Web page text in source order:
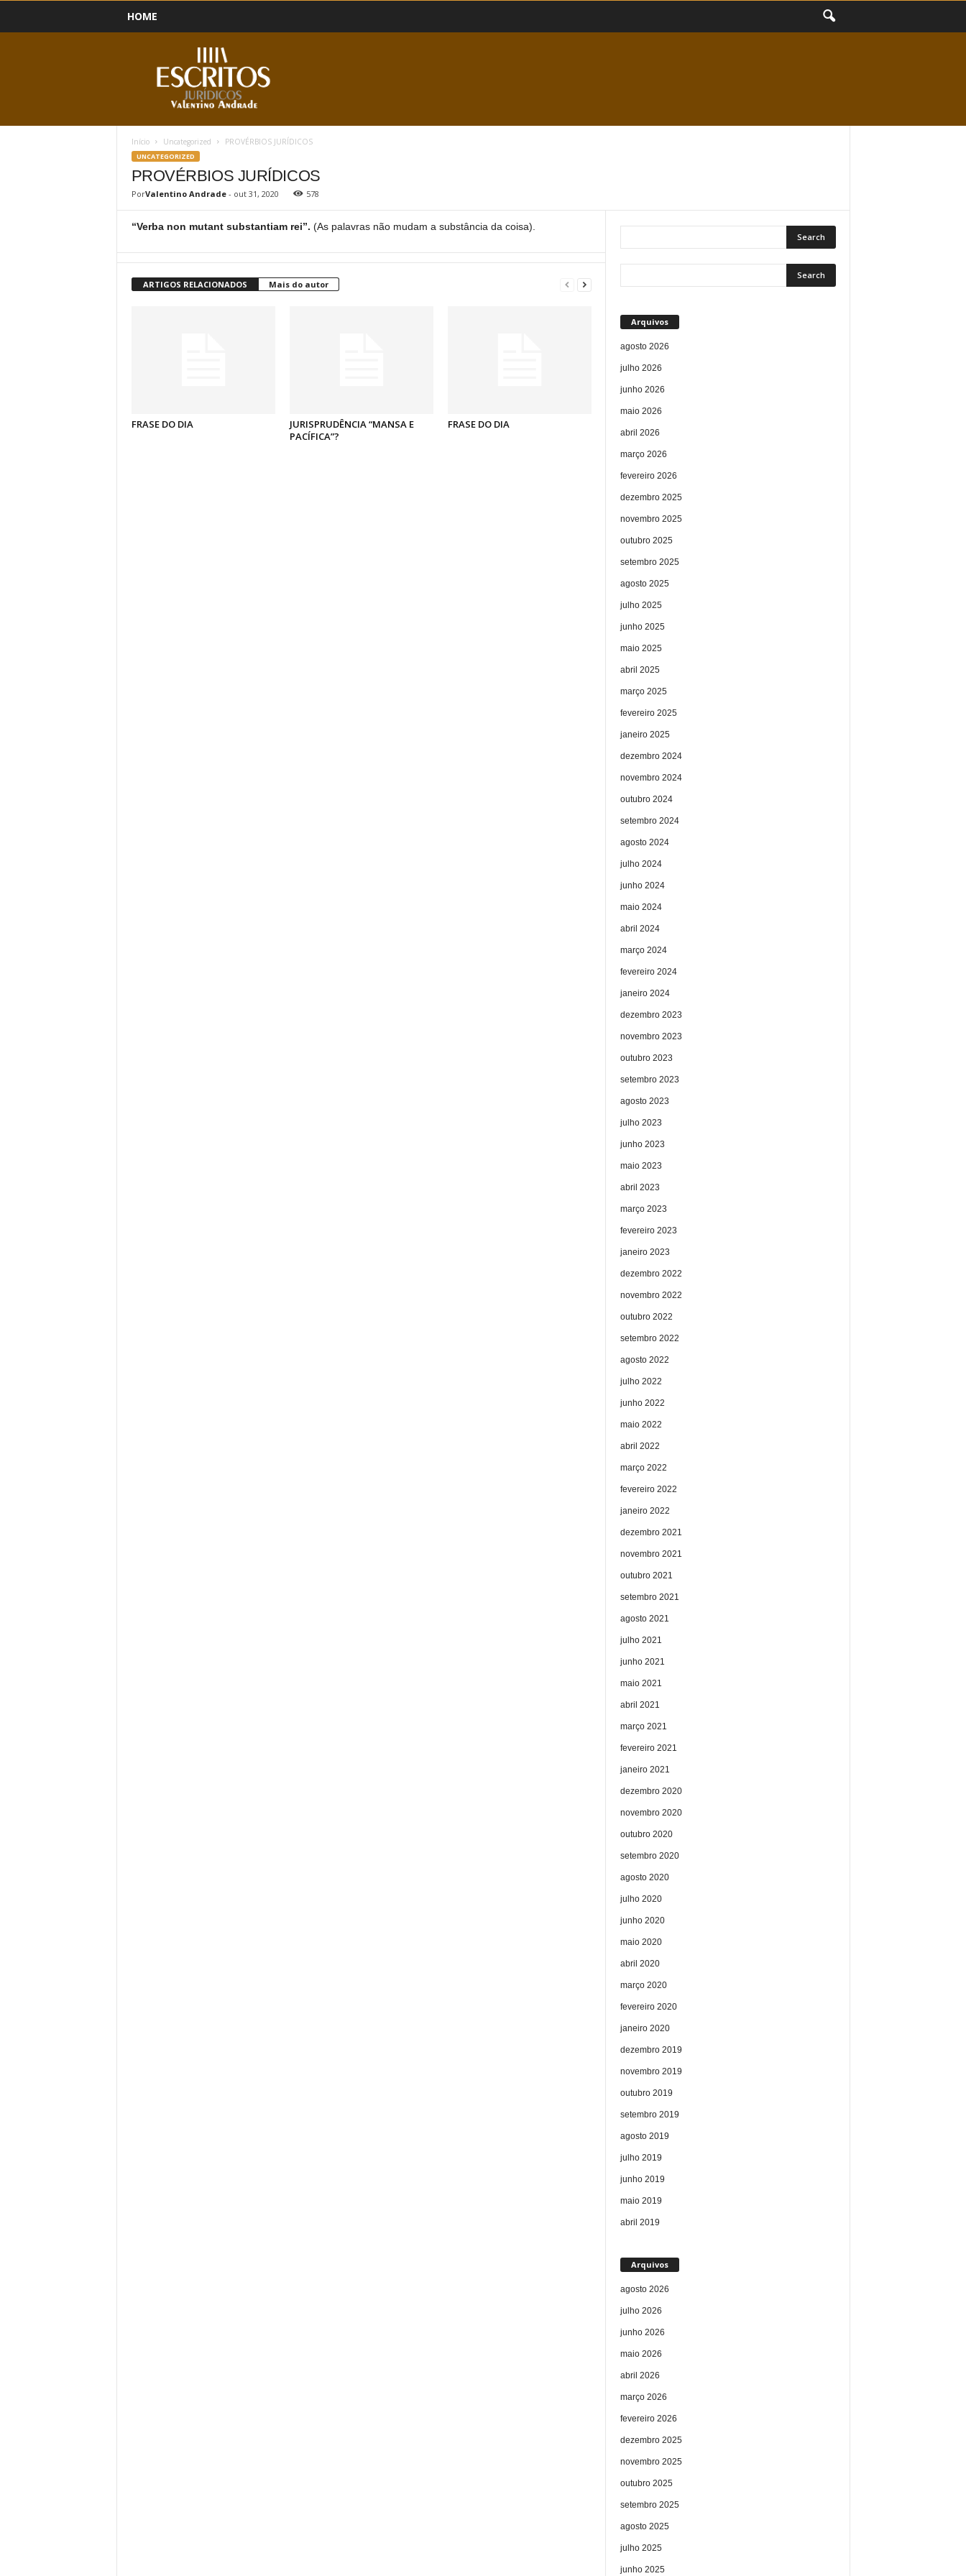
HOME
Início Uncategorized PROVÉRBIOS JURÍDICOS
UNCATEGORIZED
PROVÉRBIOS JURÍDICOS
PorValentino Andrade- out 31, 2020 578
“Verba non mutant substantiam rei”. (As palavras não mudam a substância da coisa).
ARTIGOS RELACIONADOS Mais do autor
FRASE DO DIA
JURISPRUDÊNCIA “MANSA E
PACÍFICA”?
FRASE DO DIA
Arquivos
agosto 2026
julho 2026
junho 2026
maio 2026
abril 2026
março 2026
fevereiro 2026
dezembro 2025
novembro 2025
outubro 2025
setembro 2025
agosto 2025
julho 2025
junho 2025
maio 2025
abril 2025
março 2025
fevereiro 2025
janeiro 2025
dezembro 2024
novembro 2024
outubro 2024
setembro 2024
agosto 2024
julho 2024
junho 2024
maio 2024
abril 2024
março 2024
fevereiro 2024
janeiro 2024
dezembro 2023
novembro 2023
outubro 2023
setembro 2023
agosto 2023
julho 2023
junho 2023
maio 2023
abril 2023
março 2023
fevereiro 2023
janeiro 2023
dezembro 2022
novembro 2022
outubro 2022
setembro 2022
agosto 2022
julho 2022
junho 2022
maio 2022
abril 2022
março 2022
fevereiro 2022
janeiro 2022
dezembro 2021
novembro 2021
outubro 2021
setembro 2021
agosto 2021
julho 2021
junho 2021
maio 2021
abril 2021
março 2021
fevereiro 2021
janeiro 2021
dezembro 2020
novembro 2020
outubro 2020
setembro 2020
agosto 2020
julho 2020
junho 2020
maio 2020
abril 2020
março 2020
fevereiro 2020
janeiro 2020
dezembro 2019
novembro 2019
outubro 2019
setembro 2019
agosto 2019
julho 2019
junho 2019
maio 2019
abril 2019
Arquivos
agosto 2026
julho 2026
junho 2026
maio 2026
abril 2026
março 2026
fevereiro 2026
dezembro 2025
novembro 2025
outubro 2025
setembro 2025
agosto 2025
julho 2025
junho 2025